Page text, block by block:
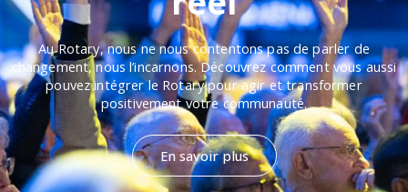
Au Rotary, nous ne nous contentons pas de parler de
changement, nous l’incarnons. Découvrez comment vous aussi
pouvez intégrer le Rotary pour agir et transformer
positivement votre communauté.
En savoir plus